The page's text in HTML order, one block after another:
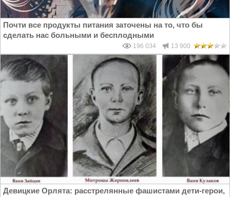
Почти все продукты питания заточены на то, что бы
сделать нас больными и бесплодными
196 034 13 900
Девицкие Орлята: расстрелянные фашистами дети-герои,